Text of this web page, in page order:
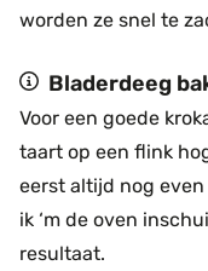
worden ze snel te
Bladerdeeg
Voor een goede
taart op een flink
eerst altijd nog
ik ‘m de oven
resultaat.